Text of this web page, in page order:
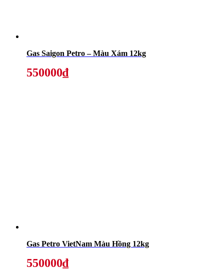
Gas Saigon Petro – Màu Xám 12kg
550000₫
Gas Petro VietNam Màu Hồng 12kg
550000₫